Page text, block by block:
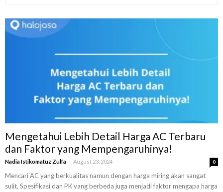
Mengetahui Lebih Detail Harga AC Terbaru
dan Faktor yang Mempengaruhinya!
Nadia Istikomatuz Zulfa - August 23, 2024 0
Mencari AC yang berkualitas namun dengan harga miring akan sangat
sulit. Spesifikasi dan PK yang berbeda juga menjadi faktor mengapa harga